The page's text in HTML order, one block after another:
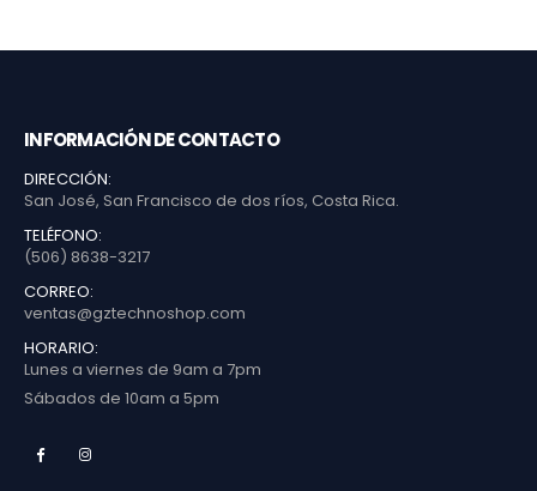
INFORMACIÓN DE CONTACTO
DIRECCIÓN:
San José, San Francisco de dos ríos, Costa Rica.
TELÉFONO:
(506) 8638-3217
CORREO:
ventas@gztechnoshop.com
HORARIO:
Lunes a viernes de 9am a 7pm
Sábados de 10am a 5pm